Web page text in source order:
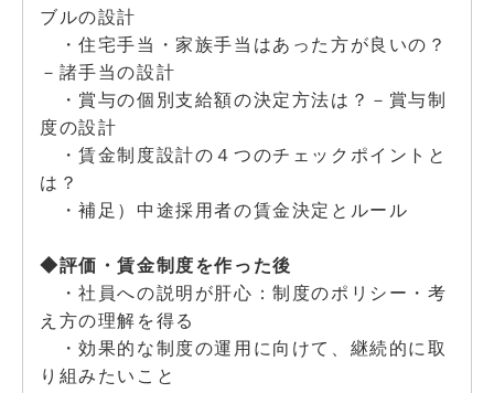
ブルの設計
・住宅手当・家族手当はあった方が良いの？
－諸手当の設計
・賞与の個別支給額の決定方法は？－賞与制
度の設計
・賃金制度設計の４つのチェックポイントと
は？
・補足）中途採用者の賃金決定とルール
◆評価・賃金制度を作った後
・社員への説明が肝心：制度のポリシー・考
え方の理解を得る
・効果的な制度の運用に向けて、継続的に取
り組みたいこと